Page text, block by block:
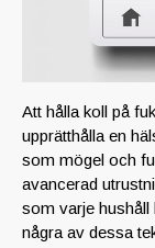
Att hålla koll på
upprätthålla en
som mögel och
avancerad
som varje hushåll
några av dessa